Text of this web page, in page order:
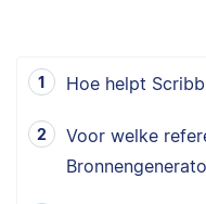
Hoe helpt
Voor welke